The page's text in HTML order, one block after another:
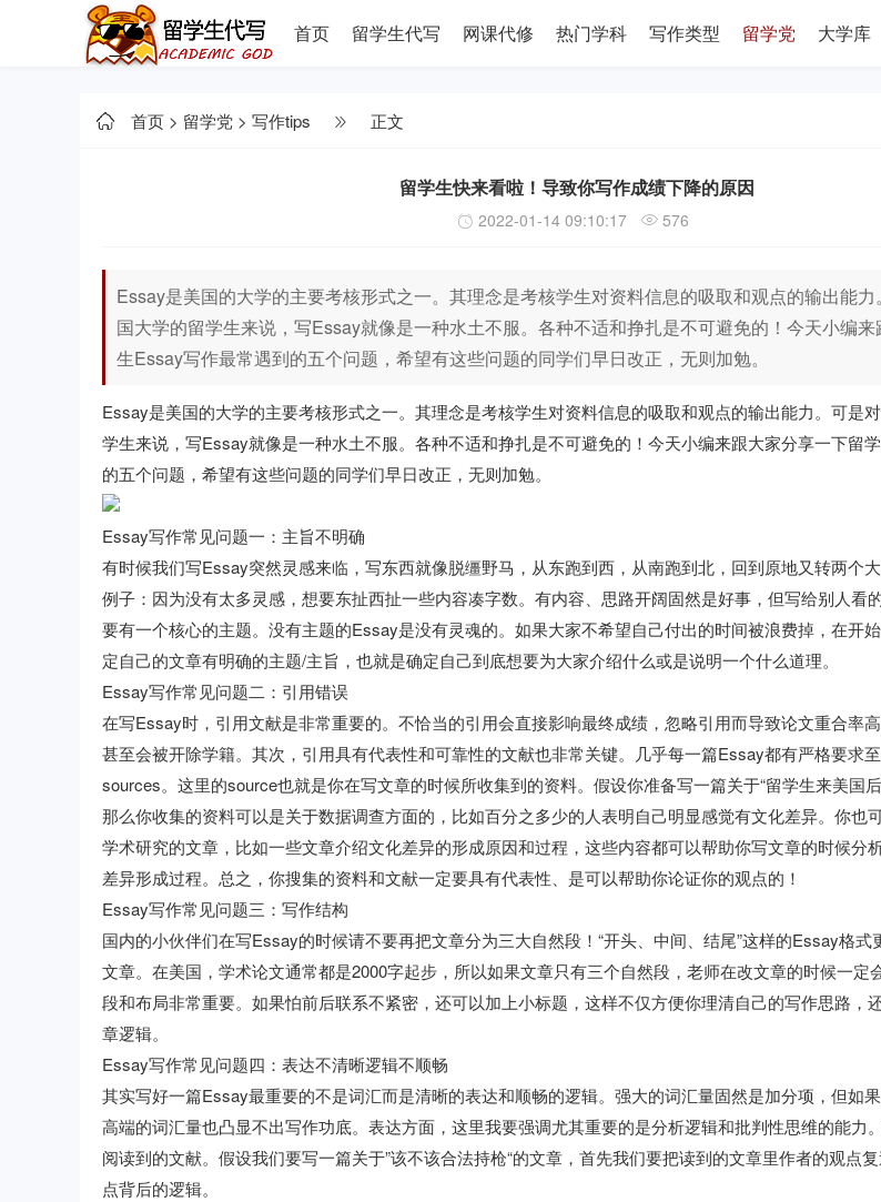
首页 留学生代写 网课代修 热门学科 写作类型 留学党 大学库
首页 > 留学党 > 写作tips 正文
留学生快来看啦！导致你写作成绩下降的原因
2022-01-14 09:10:17 576
Essay是美国的大学的主要考核形式之一。其理念是考核学生对资料信息的吸取和观点的输出能
国大学的留学生来说，写Essay就像是一种水土不服。各种不适和挣扎是不可避免的！今天小编
生Essay写作最常遇到的五个问题，希望有这些问题的同学们早日改正，无则加勉。
Essay是美国的大学的主要考核形式之一。其理念是考核学生对资料信息的吸取和观点的输出能力。可是
学生来说，写Essay就像是一种水土不服。各种不适和挣扎是不可避免的！今天小编来跟大家分享一下留
的五个问题，希望有这些问题的同学们早日改正，无则加勉。
Essay写作常见问题一：主旨不明确
有时候我们写Essay突然灵感来临，写东西就像脱缰野马，从东跑到西，从南跑到北，回到原地又转两个
例子：因为没有太多灵感，想要东扯西扯一些内容凑字数。有内容、思路开阔固然是好事，但写给别人看
要有一个核心的主题。没有主题的Essay是没有灵魂的。如果大家不希望自己付出的时间被浪费掉，在开
定自己的文章有明确的主题/主旨，也就是确定自己到底想要为大家介绍什么或是说明一个什么道理。
Essay写作常见问题二：引用错误
在写Essay时，引用文献是非常重要的。不恰当的引用会直接影响最终成绩，忽略引用而导致论文重合率
甚至会被开除学籍。其次，引用具有代表性和可靠性的文献也非常关键。几乎每一篇Essay都有严格要求
sources。这里的source也就是你在写文章的时候所收集到的资料。假设你准备写一篇关于“留学生来美国
那么你收集的资料可以是关于数据调查方面的，比如百分之多少的人表明自己明显感觉有文化差异。你也
学术研究的文章，比如一些文章介绍文化差异的形成原因和过程，这些内容都可以帮助你写文章的时候分
差异形成过程。总之，你搜集的资料和文献一定要具有代表性、是可以帮助你论证你的观点的！
Essay写作常见问题三：写作结构
国内的小伙伴们在写Essay的时候请不要再把文章分为三大自然段！“开头、中间、结尾”这样的Essay格式
文章。在美国，学术论文通常都是2000字起步，所以如果文章只有三个自然段，老师在改文章的时候一定
段和布局非常重要。如果怕前后联系不紧密，还可以加上小标题，这样不仅方便你理清自己的写作思路，
章逻辑。
Essay写作常见问题四：表达不清晰逻辑不顺畅
其实写好一篇Essay最重要的不是词汇而是清晰的表达和顺畅的逻辑。强大的词汇量固然是加分项，但如
高端的词汇量也凸显不出写作功底。表达方面，这里我要强调尤其重要的是分析逻辑和批判性思维的能力
阅读到的文献。假设我们要写一篇关于”该不该合法持枪“的文章，首先我们要把读到的文章里作者的观点
点背后的逻辑。